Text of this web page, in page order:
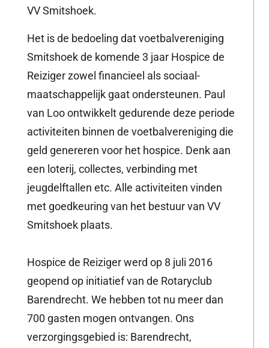
VV Smitshoek.
Het is de bedoeling dat voetbalvereniging
Smitshoek de komende 3 jaar Hospice de
Reiziger zowel financieel als sociaal-
maatschappelijk gaat ondersteunen. Paul
van Loo ontwikkelt gedurende deze periode
activiteiten binnen de voetbalvereniging die
geld genereren voor het hospice. Denk aan
een loterij, collectes, verbinding met
jeugdelftallen etc. Alle activiteiten vinden
met goedkeuring van het bestuur van VV
Smitshoek plaats.
Hospice de Reiziger werd op 8 juli 2016
geopend op initiatief van de Rotaryclub
Barendrecht. We hebben tot nu meer dan
700 gasten mogen ontvangen. Ons
verzorgingsgebied is: Barendrecht,